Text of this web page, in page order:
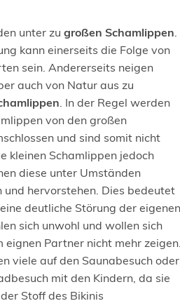
unter zu großen Schamlippen.
kann einerseits die Folge von
sein. Andererseits neigen
auch von Natur aus zu
. In der Regel werden
von den großen
und sind somit nicht
kleinen Schamlippen jedoch
diese unter Umständen
hervorstehen. Dies bedeutet
deutliche Störung der
sich unwohl und wollen sich
eignen Partner nicht mehr zeigen.
viele auf den Saunabesuch oder
mit den Kindern, da sie
Stoff des Bikinis